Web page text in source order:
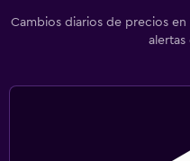
Cambios diarios de precios
alertas